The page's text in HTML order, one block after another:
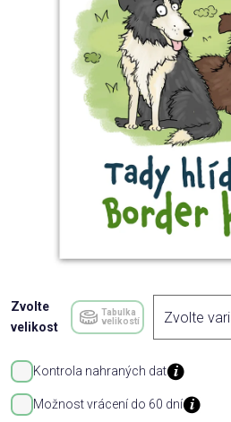
Zvolte
velikost
Tabulka
velikostí
Kontrola nahraných dat
Možnost vrácení do 60 dní